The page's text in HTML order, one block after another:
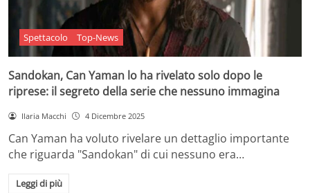
Spettacolo Top-News
Sandokan, Can Yaman lo ha rivelato solo dopo le
riprese: il segreto della serie che nessuno immagina
Ilaria Macchi 4 Dicembre 2025
Can Yaman ha voluto rivelare un dettaglio importante
che riguarda "Sandokan" di cui nessuno era…
Leggi di più